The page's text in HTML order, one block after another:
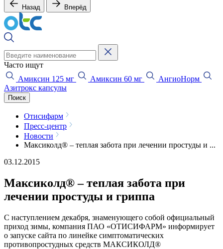
Назад Вперёд
Часто ищут
Амиксин 125 мг
Амиксин 60 мг
АнгиоНорм
Азитрокс капсулы
Поиск
Отисифарм
Пресс-центр
Новости
Максиколд® – теплая забота при лечении простуды и ...
03.12.2015
Максиколд® – теплая забота при
лечении простуды и гриппа
С наступлением декабря, знаменующего собой официальный
приход зимы, компания ПАО «ОТИСИФАРМ» информирует
о запуске сайта по линейке симптоматических
противопростудных средств МАКСИКОЛД®